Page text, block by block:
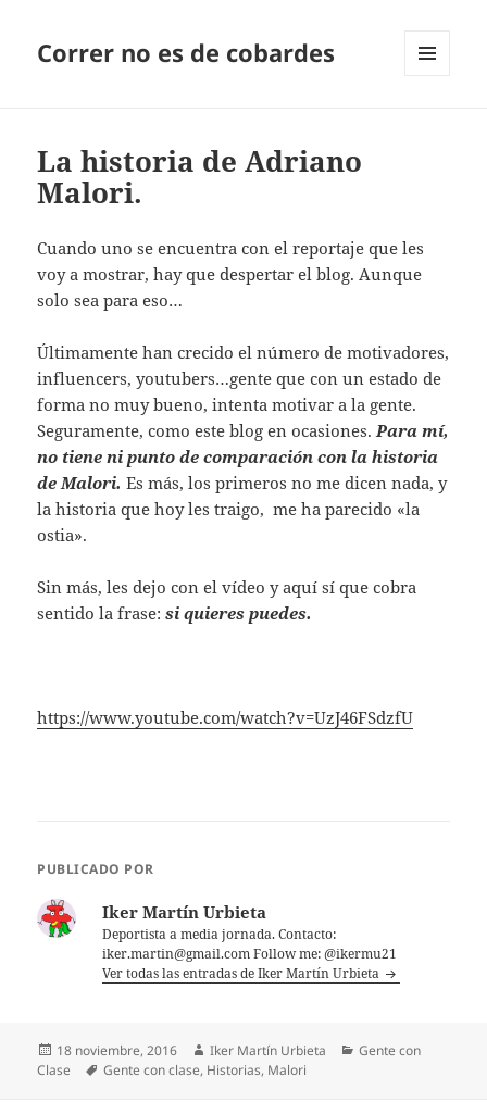
Correr no es de cobardes
La historia de Adriano
Malori.
Cuando uno se encuentra con el reportaje que les
voy a mostrar, hay que despertar el blog. Aunque
solo sea para eso…
Últimamente han crecido el número de motivadores,
influencers, youtubers…gente que con un estado de
forma no muy bueno, intenta motivar a la gente.
Seguramente, como este blog en ocasiones.Para mí,
no tiene ni punto de comparación con la historia
de Malori. Es más, los primeros no me dicen nada, y
la historia que hoy les traigo, me ha parecido «la
ostia».
Sin más, les dejo con el vídeo y aquí sí que cobra
sentido la frase:si quieres puedes.
https://www.youtube.com/watch?v=UzJ46FSdzfU
PUBLICADO POR
Iker Martín Urbieta
Deportista a media jornada. Contacto:
iker.martin@gmail.com Follow me: @ikermu21
Ver todas las entradas de Iker Martín Urbieta
Publicado
el
18 noviembre, 2016 Autor
Iker Martín Urbieta Categorías
Gente con
Clase
Etiquetas
Gente con clase, Historias, Malori